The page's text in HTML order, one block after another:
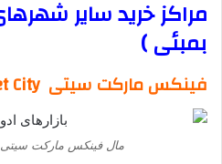
مراکز خرید سایر
بمبئی )
فینکس مارکت سیتی Phoenix Market City
مال فینکس مارکت سیتی